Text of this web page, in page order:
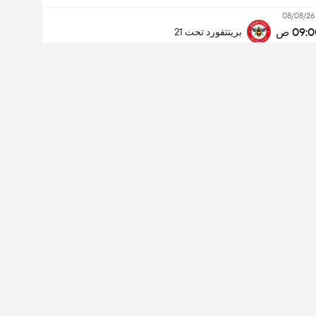
08/08/26
ص برينتفورد تحت 21